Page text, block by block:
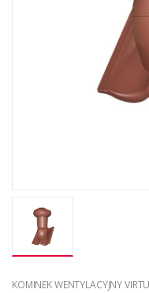
KOMINEK WENTYLACYJNY